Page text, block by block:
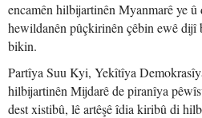
encamên hilbijartinên Myanmarê ye
hewildanên pûçkirinên çêbin ewê dijî
bikin.
Partîya Suu Kyi, Yekîtîya
hilbijartinên Mijdarê de piranîya
dest xistibû, lê artêşê îdia kiribû di